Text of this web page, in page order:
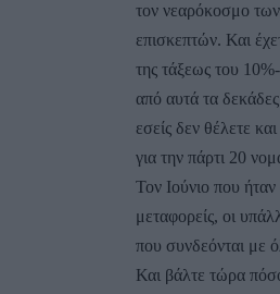
τον νεαρόκοσμο
επισκεπτών. Και
της τάξεως του
από αυτά τα
εσείς δεν θέλετε
για την πάρτι 20
Τον Ιούνιο που
μεταφορείς, οι
που συνδεόνται με
Και βάλτε τώρα